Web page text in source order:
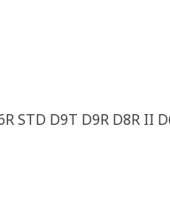
STD D9T D9R D8R II